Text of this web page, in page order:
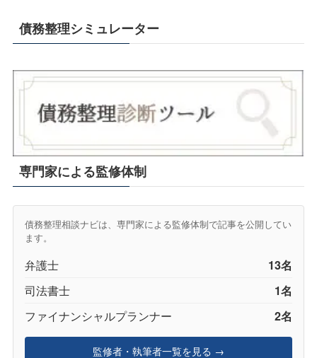
債務整理シミュレーター
専門家による監修体制
債務整理相談ナビは、専門家による監修体制で記事を公開してい
ます。
弁護士 13名
司法書士 1名
ファイナンシャルプランナー 2名
監修者・執筆者一覧を見る →